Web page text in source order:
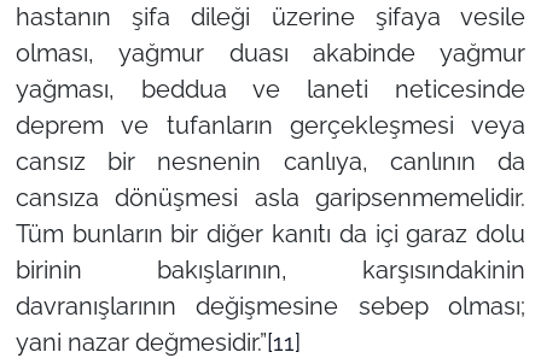
hastanın şifa dileği üzerine şifaya vesile
olması, yağmur duası akabinde yağmur
yağması, beddua ve laneti neticesinde
deprem ve tufanların gerçekleşmesi veya
cansız bir nesnenin canlıya, canlının da
cansıza dönüşmesi asla garipsenmemelidir.
Tüm bunların bir diğer kanıtı da içi garaz dolu
birinin bakışlarının, karşısındakinin
davranışlarının değişmesine sebep olması;
yani nazar değmesidir.”[11]